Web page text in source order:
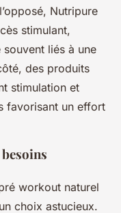
Nutripure
stimulant,
liés à une
des produits
stimulation et
favorisant un effort
workout naturel
choix astucieux.